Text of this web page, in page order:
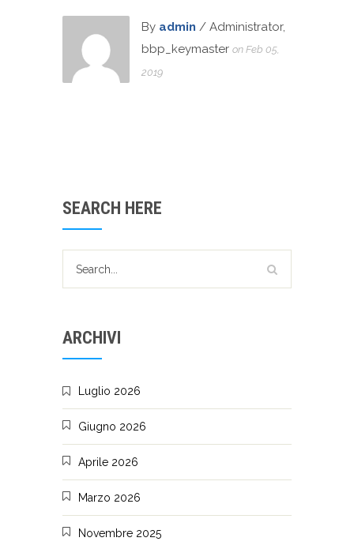
By admin / Administrator,
bbp_keymaster on Feb 05,
2019
SEARCH HERE
ARCHIVI
Luglio 2026
Giugno 2026
Aprile 2026
Marzo 2026
Novembre 2025